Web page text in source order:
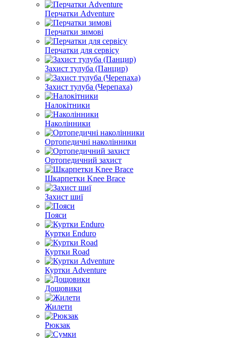
Перчатки Adventure
Перчатки зимові
Перчатки для сервісу
Захист тулуба (Панцир)
Захист тулуба (Черепаха)
Налокітники
Наколінники
Ортопедичні наколінники
Ортопедичний захист
Шкарпетки Knee Brace
Захист шиї
Пояси
Куртки Enduro
Куртки Road
Куртки Adventure
Дощовики
Жилети
Рюкзак